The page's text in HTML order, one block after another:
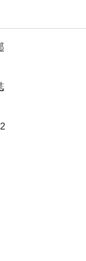
ともにエサ取り
ープ、進化する
島・一ツバエで
クッションゴム
忘録初夏だ！潮
のパターンサイ
メシ”レストラ